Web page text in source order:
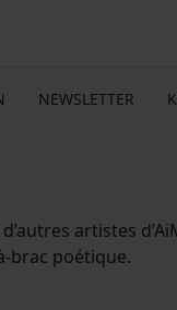
NEWSLETTER
artistes
brac poétique.